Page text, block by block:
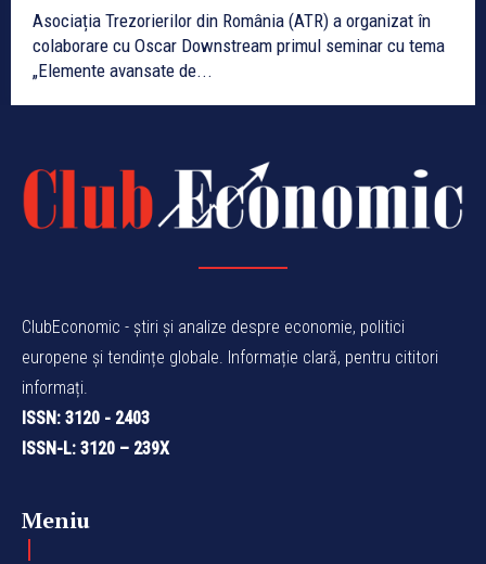
Asociația Trezorierilor din România (ATR) a organizat în
colaborare cu Oscar Downstream primul seminar cu tema
„Elemente avansate de...
ClubEconomic - știri și analize despre economie, politici
europene și tendințe globale. Informație clară, pentru cititori
informați.
ISSN: 3120 - 2403
ISSN-L: 3120 – 239X
Meniu